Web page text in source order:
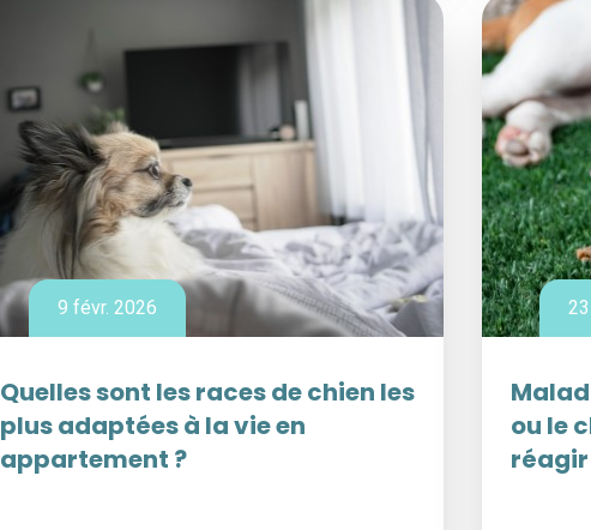
9 févr. 2026
Quelles sont les races de chien les
plus adaptées à la vie en
appartement ?
ou le
réagir